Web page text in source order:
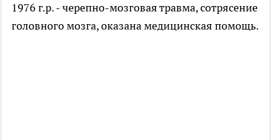
1976 г.р. - черепно-мозговая травма, сотрясение
головного мозга, оказана медицинская помощь.